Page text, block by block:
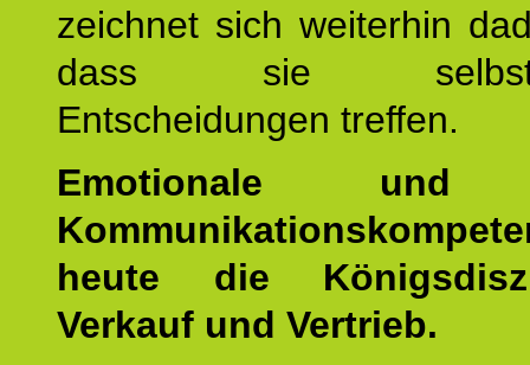
zeichnet sich weiterhin
dass sie
Entscheidungen treffen.
Emotionale und
heute die
Verkauf und Vertrieb.